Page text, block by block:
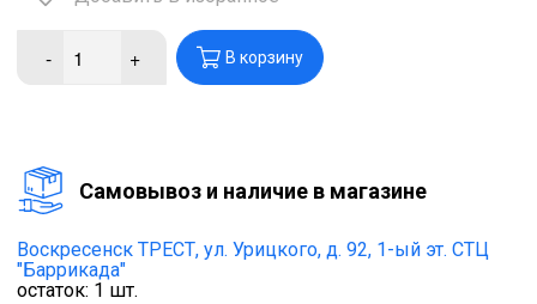
- + В корзину
Cамовывоз и наличие в магазине
Воскресенск ТРЕСТ, ул. Урицкого, д. 92, 1-ый эт. СТЦ
"Баррикада"
остаток: 1 шт.